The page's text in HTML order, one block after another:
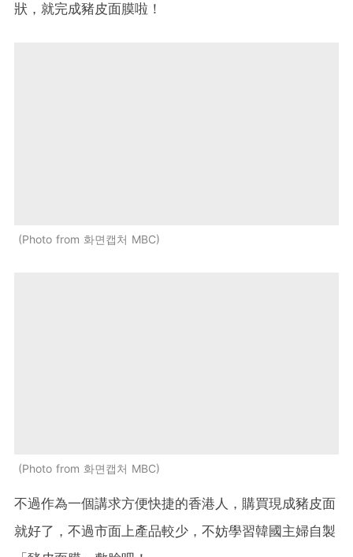
狀，就完成豬皮面膜啦！
Photo from 화면캡처 MBC
Photo from 화면캡처 MBC
不過作為一個講求方便快捷的香港人，購買現成豬皮面
就好了，不過市面上產品較少，不妨學習韓國主婦自製